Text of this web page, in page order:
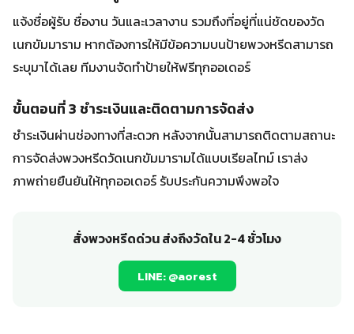
แจ้งชื่อผู้รับ ชื่องาน วันและเวลางาน รวมถึงที่อยู่ที่แน่ชัดของวัด
เนกขัมมาราม หากต้องการให้มีข้อความบนป้ายพวงหรีดสามารถ
ระบุมาได้เลย ทีมงานจัดทำป้ายให้ฟรีทุกออเดอร์
ขั้นตอนที่ 3 ชำระเงินและติดตามการจัดส่ง
ชำระเงินผ่านช่องทางที่สะดวก หลังจากนั้นสามารถติดตามสถานะ
การจัดส่งพวงหรีดวัดเนกขัมมารามได้แบบเรียลไทม์ เราส่ง
ภาพถ่ายยืนยันให้ทุกออเดอร์ รับประกันความพึงพอใจ
สั่งพวงหรีดด่วน ส่งถึงวัดใน 2-4 ชั่วโมง
LINE: @aorest